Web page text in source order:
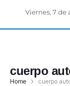
Viernes, 7 de
cuerpo
Home cuerpo